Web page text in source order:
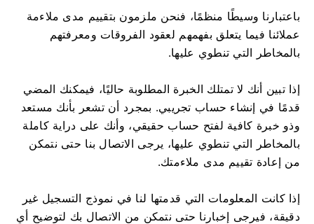
باعتبارنا وسيطًا منظمًا، فنحن ملزمون بتقييم مدى ملاءمة
عملائنا فيما يتعلق بفهمهم لعقود الفروقات ومعرفتهم
بالمخاطر التي تنطوي عليها.
إذا تبين أنك لا تمتلك الخبرة المطلوبة حاليًا، فيمكنك المضي
قدمًا في إنشاء حساب تجريبي. بمجرد أن تشعر بأنك مستعد
وذو خبرة كافية لفتح حساب حقيقي، وأنك على دراية كاملة
بالمخاطر التي تنطوي عليها، يرجى الاتصال بنا حتى نتمكن
من إعادة تقييم مدى ملاءمتك.
إذا كانت المعلومات التي قدمتها لنا في نموذج التسجيل غير
دقيقة، فيرجى إخبارنا حتى نتمكن من الاتصال بك لتوضيح أي